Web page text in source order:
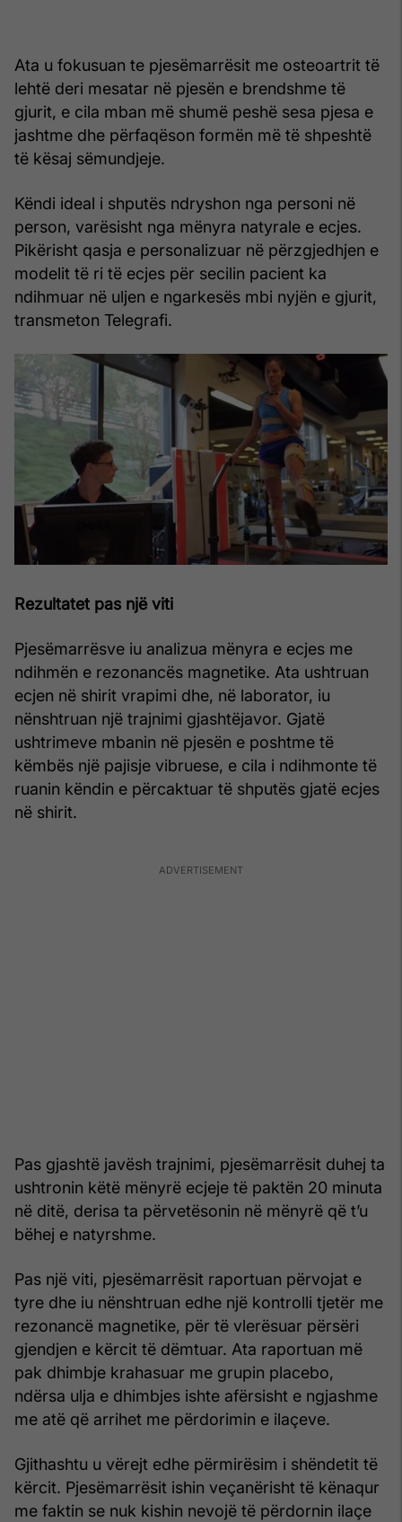
Ata u fokusuan te pjesëmarrësit me osteoartrit të
lehtë deri mesatar në pjesën e brendshme të
gjurit, e cila mban më shumë peshë sesa pjesa e
jashtme dhe përfaqëson formën më të shpeshtë
të kësaj sëmundjeje.
Këndi ideal i shputës ndryshon nga personi në
person, varësisht nga mënyra natyrale e ecjes.
Pikërisht qasja e personalizuar në përzgjedhjen e
modelit të ri të ecjes për secilin pacient ka
ndihmuar në uljen e ngarkesës mbi nyjën e gjurit,
transmeton Telegrafi.
Rezultatet pas një viti
Pjesëmarrësve iu analizua mënyra e ecjes me
ndihmën e rezonancës magnetike. Ata ushtruan
ecjen në shirit vrapimi dhe, në laborator, iu
nënshtruan një trajnimi gjashtëjavor. Gjatë
ushtrimeve mbanin në pjesën e poshtme të
këmbës një pajisje vibruese, e cila i ndihmonte të
ruanin këndin e përcaktuar të shputës gjatë ecjes
në shirit.
Pas gjashtë javësh trajnimi, pjesëmarrësit duhej ta
ushtronin këtë mënyrë ecjeje të paktën 20 minuta
në ditë, derisa ta përvetësonin në mënyrë që t’u
bëhej e natyrshme.
Pas një viti, pjesëmarrësit raportuan përvojat e
tyre dhe iu nënshtruan edhe një kontrolli tjetër me
rezonancë magnetike, për të vlerësuar përsëri
gjendjen e kërcit të dëmtuar. Ata raportuan më
pak dhimbje krahasuar me grupin placebo,
ndërsa ulja e dhimbjes ishte afërsisht e ngjashme
me atë që arrihet me përdorimin e ilaçeve.
Gjithashtu u vërejt edhe përmirësim i shëndetit të
kërcit. Pjesëmarrësit ishin veçanërisht të kënaqur
me faktin se nuk kishin nevojë të përdornin ilaçe